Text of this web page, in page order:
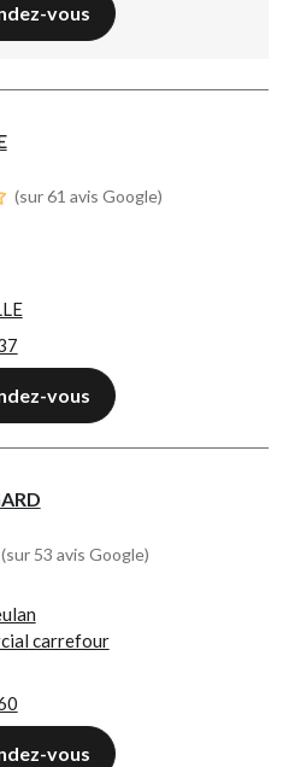
vous
(sur 61 avis Google)
vous
(sur 53 avis Google)
carrefour
vous